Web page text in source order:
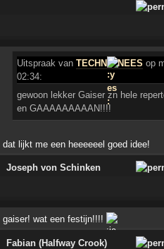
Uitspraak vanTECHN NEES op
02:34:
gewoon lekker Gaiser zn hele
en GAAAAAAAAAN!!!!
dat lijkt me een heeeeeel goed idee!
Joseph von Schinken
gaiser! wat een festijn!!!!
Fabian (Halfway Crook)